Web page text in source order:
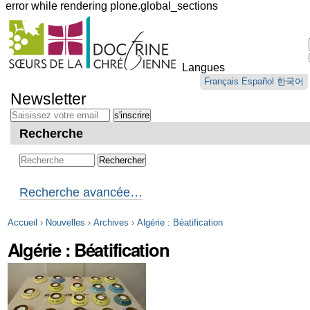
error while rendering plone.global_sections
Outils
personnels
Langues
Français Español 한국어
au
contenu.
Aller
navigation
Newsletter
Recherche
Recherche avancée…
Accueil › Nouvelles › Archives › Algérie : Béatification
Algérie : Béatification